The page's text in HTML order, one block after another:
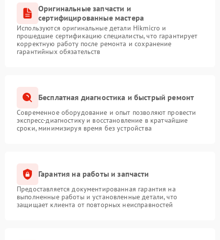
Разбита линза
видоискателя (окуляр)
2700 рублей
Замена корпуса 4900 рублей
управления
Замена процессора CPU 3500 рублей
Ремонт встроенного
Оригинальные запчасти и
сертифицированные мастера
Используются оригинальные детали Hikmicro и
прошедшие сертификацию специалисты, что гарантирует
корректную работу после ремонта и сохранение
гарантийных обязательств
Бесплатная диагностика и быстрый ремонт
Современное оборудование и опыт позволяют провести
экспресс-диагностику и восстановление в кратчайшие
сроки, минимизируя время без устройства
Гарантия на работы и запчасти
Предоставляется документированная гарантия на
выполненные работы и установленные детали, что
защищает клиента от повторных неисправностей